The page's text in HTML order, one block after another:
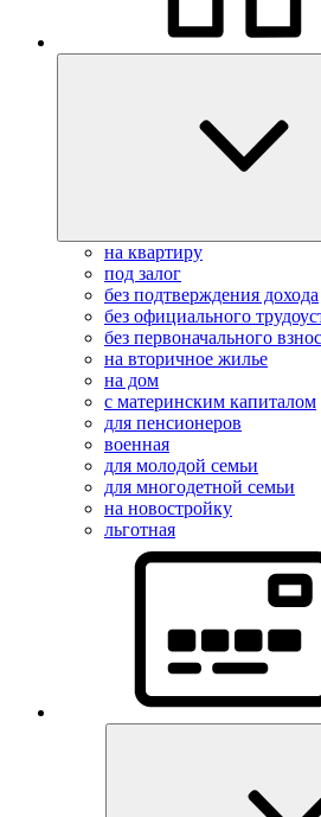
на квартиру
под залог
без подтверждения дохода
без официального
без первоначального
на вторичное жилье
на дом
с материнским капиталом
для пенсионеров
военная
для молодой семьи
для многодетной семьи
на новостройку
льготная